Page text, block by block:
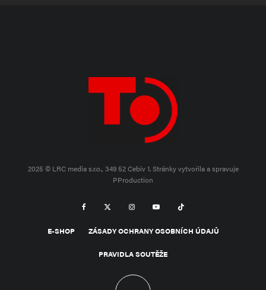
2025 © LRC media s.r.o., 349 52 Cebiv 1.Stránky vytvořila a spravuje
PProduction
E-SHOP ZÁSADY OCHRANY OSOBNÍCH ÚDAJŮ
PRAVIDLA SOUTĚŽE